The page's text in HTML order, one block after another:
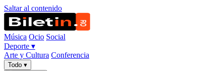
Saltar al contenido
Música Ocio Social
Deporte ▾
Arte y Cultura Conferencia
Todo ▾